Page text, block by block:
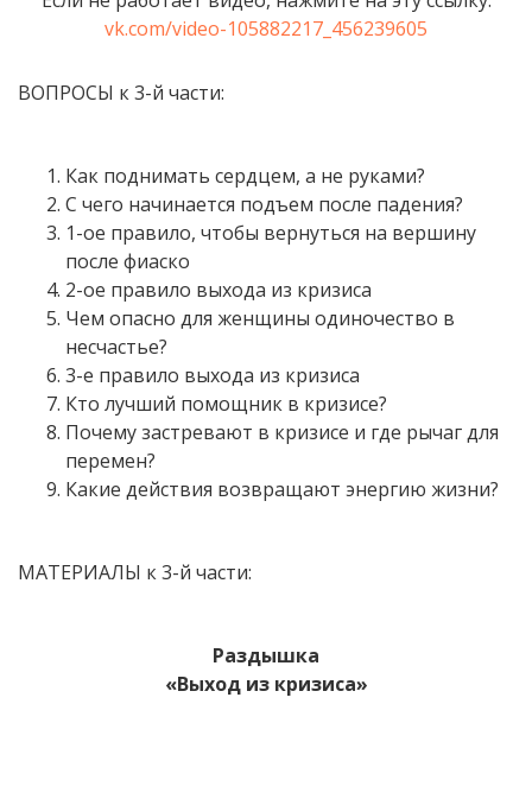
vk.com/video-105882217_456239605
ВОПРОСЫ к 3-й части:
Как поднимать сердцем, а не руками?
С чего начинается подъем после падения?
1-ое правило, чтобы вернуться на вершину
после фиаско
2-ое правило выхода из кризиса
Чем опасно для женщины одиночество в
несчастье?
3-е правило выхода из кризиса
Кто лучший помощник в кризисе?
Почему застревают в кризисе и где рычаг для
перемен?
Какие действия возвращают энергию жизни?
МАТЕРИАЛЫ к 3-й части:
Раздышка
«Выход из кризиса»